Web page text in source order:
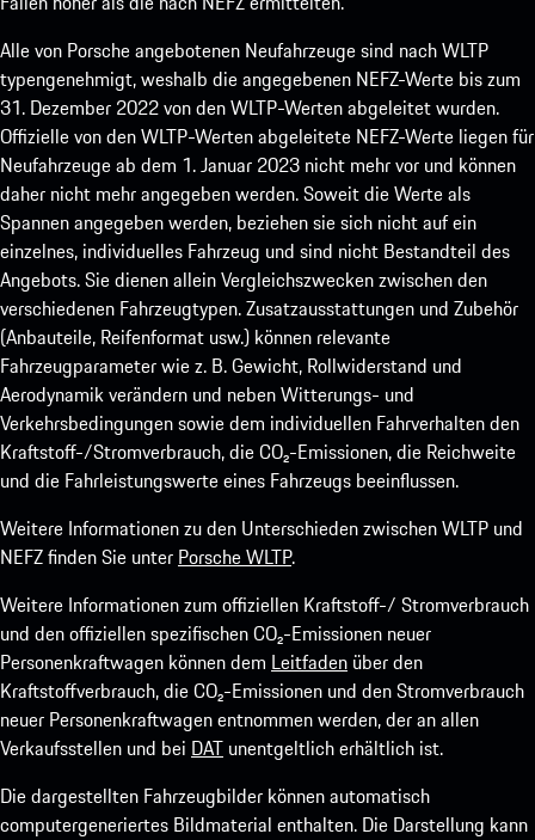
Alle von Porsche angebotenen Neufahrzeuge sind nach WLTP
typengenehmigt, weshalb die angegebenen NEFZ-Werte bis zum
31. Dezember 2022 von den WLTP-Werten abgeleitet wurden.
Offizielle von den WLTP-Werten abgeleitete NEFZ-Werte liegen für
Neufahrzeuge ab dem 1. Januar 2023 nicht mehr vor und können
daher nicht mehr angegeben werden. Soweit die Werte als
Spannen angegeben werden, beziehen sie sich nicht auf ein
einzelnes, individuelles Fahrzeug und sind nicht Bestandteil des
Angebots. Sie dienen allein Vergleichszwecken zwischen den
verschiedenen Fahrzeugtypen. Zusatzausstattungen und Zubehör
(Anbauteile, Reifenformat usw.) können relevante
Fahrzeugparameter wie z. B. Gewicht, Rollwiderstand und
Aerodynamik verändern und neben Witterungs- und
Verkehrsbedingungen sowie dem individuellen Fahrverhalten den
Kraftstoff-/Stromverbrauch, die CO₂-Emissionen, die Reichweite
und die Fahrleistungswerte eines Fahrzeugs beeinflussen.
Weitere Informationen zu den Unterschieden zwischen WLTP und
NEFZ finden Sie unter Porsche WLTP.
Weitere Informationen zum offiziellen Kraftstoff-/ Stromverbrauch
und den offiziellen spezifischen CO₂-Emissionen neuer
Personenkraftwagen können dem Leitfaden über den
Kraftstoffverbrauch, die CO₂-Emissionen und den Stromverbrauch
neuer Personenkraftwagen entnommen werden, der an allen
Verkaufsstellen und bei DAT unentgeltlich erhältlich ist.
Die dargestellten Fahrzeugbilder können automatisch
computergeneriertes Bildmaterial enthalten. Die Darstellung kann